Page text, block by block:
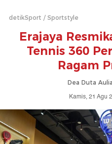
detikSport Sportstyle
Erajaya
Tennis 360
Ragam
Dea Duta
Kamis, 21 Agu